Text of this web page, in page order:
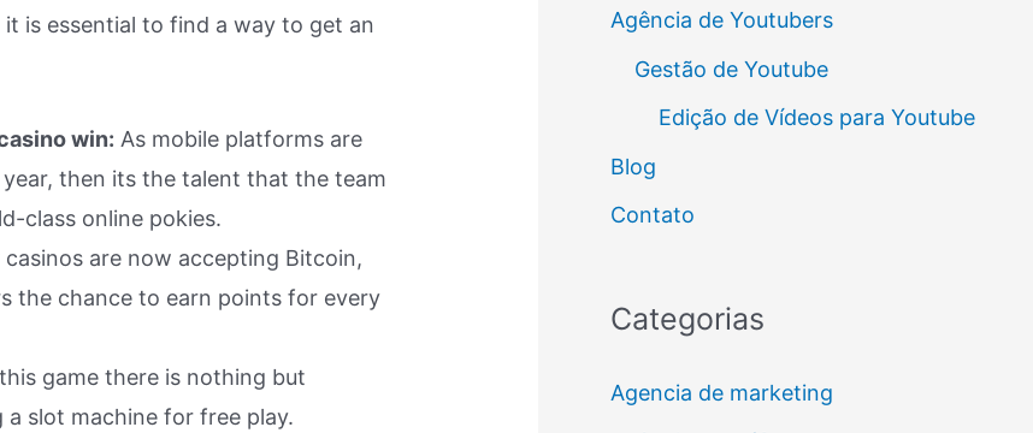
is essential to find a way to get an
win: As mobile platforms are
then its the talent that the team
class online pokies.
casinos are now accepting Bitcoin,
the chance to earn points for every
game there is nothing but
slot machine for free play.
Agência de Youtubers
Gestão de Youtube
Edição de Vídeos para Youtube
Blog
Contato
Categorias
Agencia de marketing